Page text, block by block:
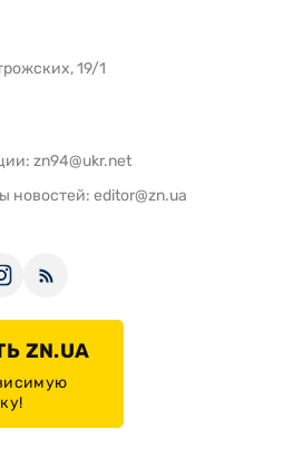
19/1
zn94@ukr.net
новостей: editor@zn.ua
ZN.UA